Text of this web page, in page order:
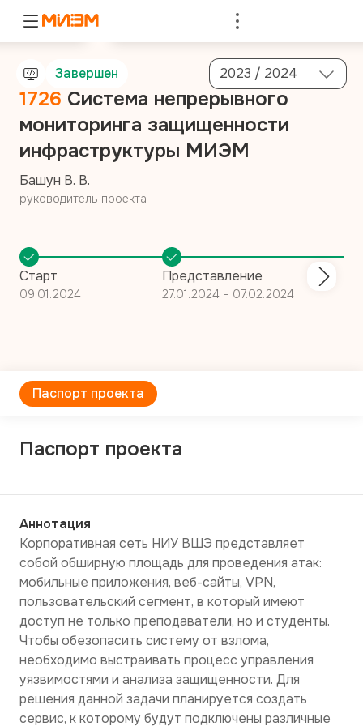
Завершен 2023 / 2024
1726 Система непрерывного
мониторинга защищенности
инфраструктуры МИЭМ
Башун В. В.
руководитель проекта
Старт
09.01.2024
Представление
27.01.2024 – 07.02.2024
Паспорт проекта
Паспорт проекта
Аннотация
Корпоративная сеть НИУ ВШЭ представляет
собой обширную площадь для проведения атак:
мобильные приложения, веб-сайты, VPN,
пользовательский сегмент, в который имеют
доступ не только преподаватели, но и студенты.
Чтобы обезопасить систему от взлома,
необходимо выстраивать процесс управления
уязвимостями и анализа защищенности. Для
решения данной задачи планируется создать
сервис, к которому будут подключены различные